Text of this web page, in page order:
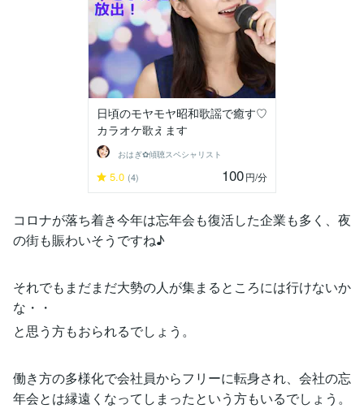
日頃のモヤモヤ昭和歌謡で癒す♡
カラオケ歌えます
おはぎ✿傾聴スペシャリスト
5.0 (4) 100円/分
コロナが落ち着き今年は忘年会も復活した企業も多く、夜
の街も賑わいそうですね♪
それでもまだまだ大勢の人が集まるところには行けないか
な・・
と思う方もおられるでしょう。
働き方の多様化で会社員からフリーに転身され、会社の忘
年会とは縁遠くなってしまったという方もいるでしょう。